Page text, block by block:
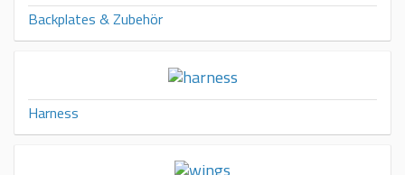
Backplates & Zubehör
Harness